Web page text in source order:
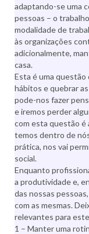
adaptando-se uma
pessoas – o
modalidade de
às organizações
adicionalmente,
casa.
Esta é uma questão
hábitos e quebrar
pode-nos fazer
e iremos perder
com esta questão é
temos dentro de
prática, nos vai
social.
Enquanto
a produtividade e,
das nossas
com as mesmas.
relevantes para
1 – Manter uma